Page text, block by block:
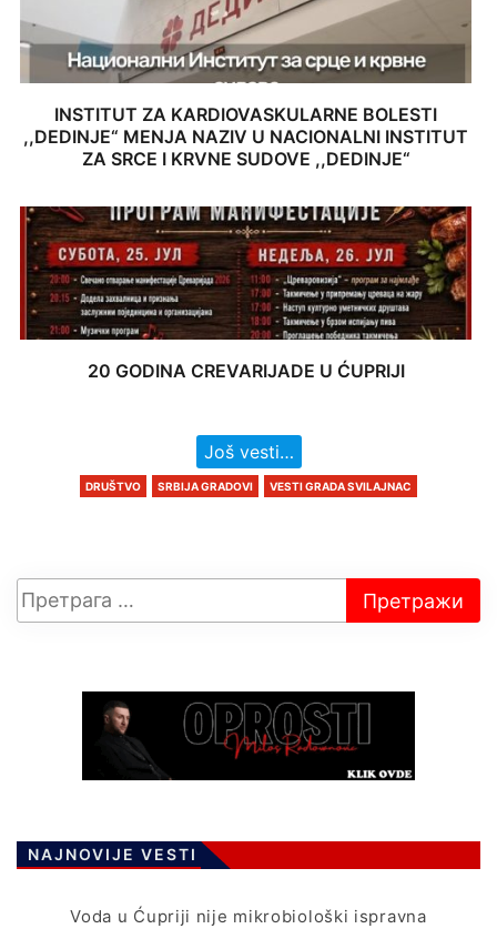
INSTITUT ZA KARDIOVASKULARNE BOLESTI
,,DEDINJE“ MENJA NAZIV U NACIONALNI INSTITUT
ZA SRCE I KRVNE SUDOVE ,,DEDINJE“
20 GODINA CREVARIJADE U ĆUPRIJI
Još vesti…
DRUŠTVO SRBIJA GRADOVI VESTI GRADA SVILAJNAC
NAJNOVIJE VESTI
Voda u Ćupriji nije mikrobiološki ispravna